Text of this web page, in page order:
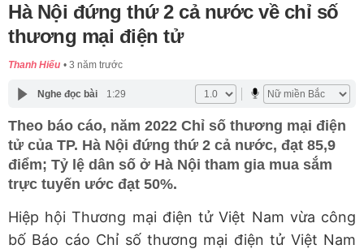
Hà Nội đứng thứ 2 cả nước về chỉ số
thương mại điện tử
Thanh Hiếu 3 năm trước
Nghe đọc bài 1:29
Theo báo cáo, năm 2022 Chỉ số thương mại điện
tử của TP. Hà Nội đứng thứ 2 cả nước, đạt 85,9
điểm; Tỷ lệ dân số ở Hà Nội tham gia mua sắm
trực tuyến ước đạt 50%.
Hiệp hội Thương mại điện tử Việt Nam vừa công
bố Báo cáo Chỉ số thương mại điện tử Việt Nam